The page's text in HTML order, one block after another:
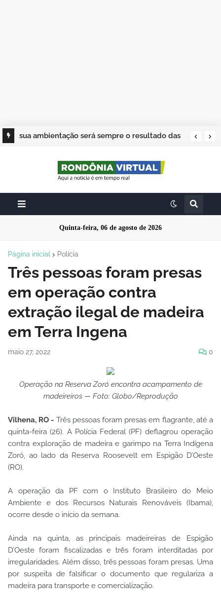
sua ambientação será sempre o resultado das
Quinta-feira, 06 de agosto de 2026
Página inicial Polícia
Três pessoas foram presas
em operação contra
extração ilegal de madeira
em Terra Ingena
maio 27, 2022 0
Operação na Reserva Zoró encontra acampamento de
madeireiros — Foto: Globo/Reprodução
Vilhena, RO - Três pessoas foram presas em flagrante, até a
quinta-feira (26). A Polícia Federal (PF) deflagrou operação
contra exploração de madeira e garimpo na Terra Indígena
Zoró, ao lado da Reserva Roosevelt em Espigão D’Oeste
(RO).
A operação da PF com o Instituto Brasileiro do Meio
Ambiente e dos Recursos Naturais Renováveis (Ibama),
ocorre desde o início da semana.
Ainda na quinta, as principais madeireiras de Espigão
D’Oeste foram fiscalizadas e três foram interditadas por
irregularidades. Além disso, três pessoas foram presas. Uma
por suspeita de falsificar o documento que regulariza a
madeira para transporte e comercialização.